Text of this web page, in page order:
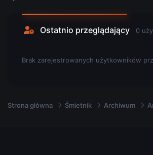
Ostatnio przeglądający 0
Brak zarejestrowanych użytkowników
Strona główna Śmietnik Archiwum